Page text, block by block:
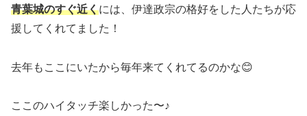
青葉城のすぐ近くには、伊達政宗の格好をした人たちが応
援してくれてました！
去年もここにいたから毎年来てくれてるのかな😊
ここのハイタッチ楽しかった〜♪